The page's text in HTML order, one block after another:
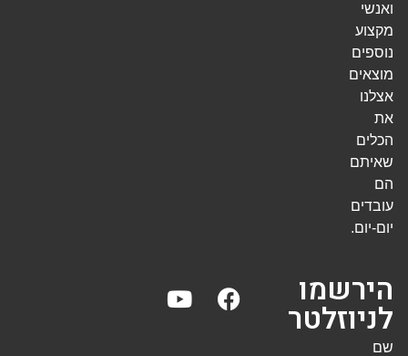
ואנשי
מקצוע
נוספים
מוצאים
אצלנו
את
הכלים
שאיתם
הם
עובדים
יום-יום.
הירשמו
לניוזלטר
שם